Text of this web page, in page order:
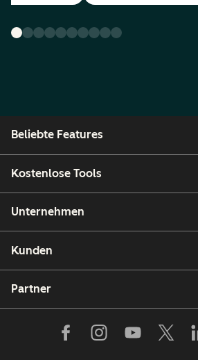
Beliebte Features
Kostenlose Tools
Unternehmen
Kunden
Partner